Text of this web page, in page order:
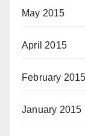
May 2015
April 2015
February 2015
January 2015